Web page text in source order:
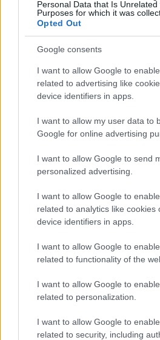
Personal Data that Is Unrelated
Purposes for which it was
Opted Out
Google consents
I want to allow Google to
related to advertising like
device identifiers in apps.
I want to allow my user data to
Google for online advertising
I want to allow Google to send
personalized advertising.
I want to allow Google to
related to analytics like cookies
device identifiers in apps.
I want to allow Google to
related to functionality of the
I want to allow Google to
related to personalization.
I want to allow Google to
related to security, including
Andrással a zeneipar
Lángoló Premier
dankógábor 2020. június 23.
beszélni: a koronavírus-
zeneipart. Persze az egész